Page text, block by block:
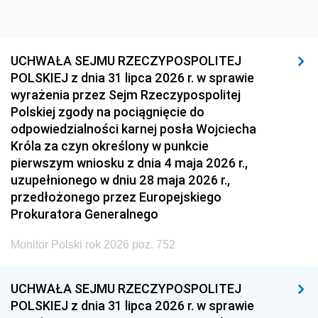
UCHWAŁA SEJMU RZECZYPOSPOLITEJ
POLSKIEJ z dnia 31 lipca 2026 r. w sprawie
wyrażenia przez Sejm Rzeczypospolitej
Polskiej zgody na pociągnięcie do
odpowiedzialności karnej posła Wojciecha
Króla za czyn określony w punkcie
pierwszym wniosku z dnia 4 maja 2026 r.,
uzupełnionego w dniu 28 maja 2026 r.,
przedłożonego przez Europejskiego
Prokuratora Generalnego
Monitor Polski rok 2026 poz. 752
UCHWAŁA SEJMU RZECZYPOSPOLITEJ
POLSKIEJ z dnia 31 lipca 2026 r. w sprawie